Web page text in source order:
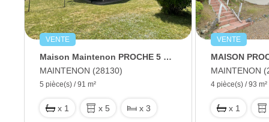
VENTE
Maison Maintenon PROCHE 5 pièce(s)
MAINTENON (28130)
5 pièce(s) / 91 m²
x 1 x 5 x 3
VENTE
MAISON
MAINTENON
4 pièce(s) / 93 m²
x 1